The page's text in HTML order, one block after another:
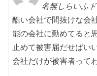
名無しらいふ
酷い会社で間抜けな会
能の会社に勤めてると
止めて被害届だせばい
会社だけが被害者って